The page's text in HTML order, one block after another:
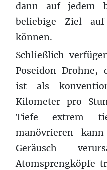
dann auf jedem
beliebige Ziel
können.
Schließlich
Poseidon-Drohne,
ist als
Kilometer pro
Tiefe extrem
manövrieren
Geräusch
Atomsprengköpfe